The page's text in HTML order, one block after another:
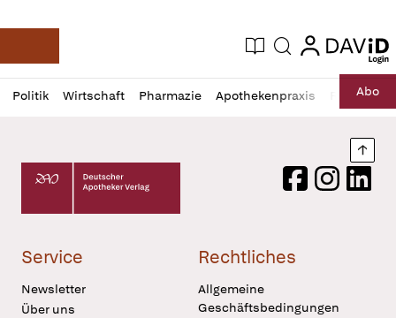
Deutsche Apotheker Zeitung
Aktuelle Ausgabe
Suche login
login
Politik Wirtschaft Pharmazie Apothekenpraxis RechtAbo
Profil
öffnen
Daz
Pur
Deutscher Apotheker Verlag Logo
FacebookInstagram
Service
Newsletter
Über uns
Rechtliches
Allgemeine
Geschäftsbedingungen